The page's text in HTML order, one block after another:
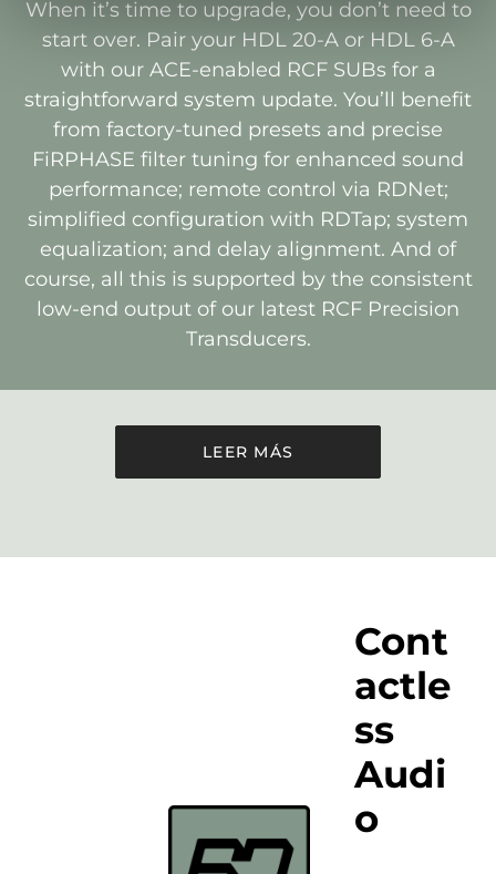
When it’s time to upgrade, you don’t need to
start over. Pair your HDL 20-A or HDL 6-A
with our ACE-enabled RCF SUBs for a
straightforward system update. You’ll benefit
from factory-tuned presets and precise
FiRPHASE filter tuning for enhanced sound
performance; remote control via RDNet;
simplified configuration with RDTap; system
equalization; and delay alignment. And of
course, all this is supported by the consistent
low-end output of our latest RCF Precision
Transducers.
LEER MÁS
Cont
actle
ss
Audi
o